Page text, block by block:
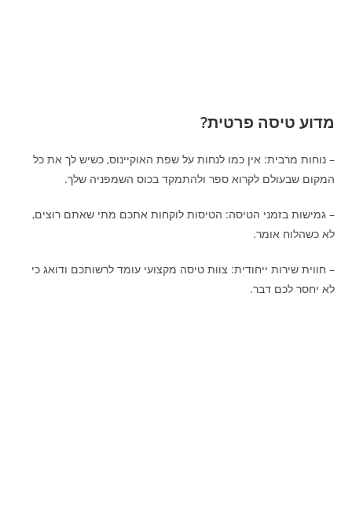
מדוע טיסה פרטית?
– נוחות מרבית: אין כמו לנחות על שפת האוקיינוס, כשיש לך את כל
המקום שבעולם לקרוא ספר ולהתמקד בכוס השמפניה שלך.
– גמישות בזמני הטיסה: הטיסות לוקחות אתכם מתי שאתם רוצים,
לא כשהלוח אומר.
– חווית שירות ייחודית: צוות טיסה מקצועי עומד לרשותכם ודואג כי
לא יחסר לכם דבר.